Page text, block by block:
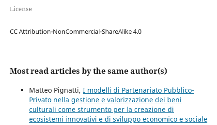
License
CC Attribution-NonCommercial-ShareAlike 4.0
Most read articles by the same author(s)
Matteo Pignatti, I modelli di Partenariato Pubblico-
Privato nella gestione e valorizzazione dei beni
culturali come strumento per la creazione di
ecosistemi innovativi e di sviluppo economico e sociale